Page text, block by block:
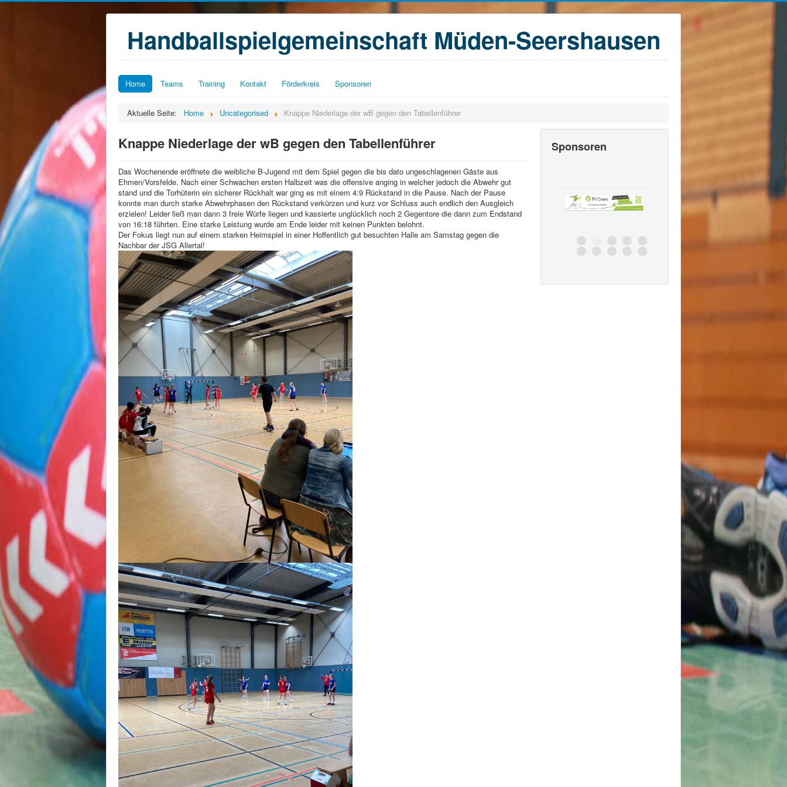
Handballspielgemeinschaft Müden-Seershausen
Home Teams Training Kontakt Förderkreis Sponsoren
Aktuelle Seite: Home Uncategorised Knappe Niederlage der wB gegen den Tabellenführer
Knappe Niederlage der wB gegen den Tabellenführer
Das Wochenende eröffnete die weibliche B-Jugend mit dem Spiel gegen die bis dato ungeschlagenen Gäste aus
Ehmen/Vorsfelde. Nach einer Schwachen ersten Halbzeit was die offensive anging in welcher jedoch die Abwehr gut
stand und die Torhüterin ein sicherer Rückhalt war ging es mit einem 4:9 Rückstand in die Pause. Nach der Pause
konnte man durch starke Abwehrphasen den Rückstand verkürzen und kurz vor Schluss auch endlich den Ausgleich
erzielen! Leider ließ man dann 3 freie Würfe liegen und kassierte unglücklich noch 2 Gegentore die dann zum Endstand
von 16:18 führten. Eine starke Leistung wurde am Ende leider mit keinen Punkten belohnt.
Der Fokus liegt nun auf einem starken Heimspiel in einer Hoffentlich gut besuchten Halle am Samstag gegen die
Nachbar der JSG Allertal!
Sponsoren